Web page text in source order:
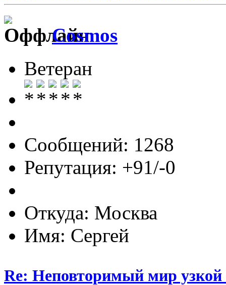
Cosmos
Ветеран
Сообщений: 1268
Репутация: +91/-0
Откуда: Москва
Имя: Сергей
Re: Неповторимый мир узкой